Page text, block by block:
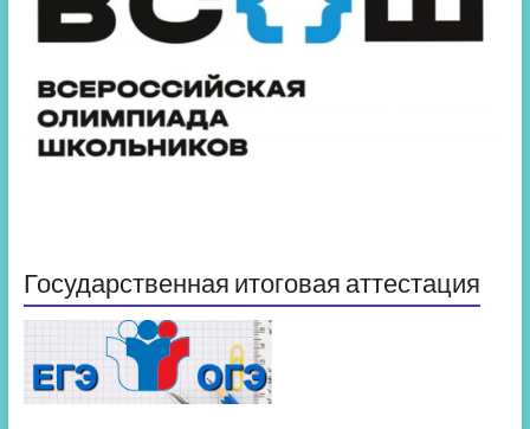
Государственная итоговая аттестация